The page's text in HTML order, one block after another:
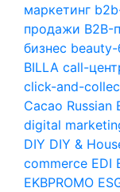
маркетинг
продажи B2B-
бизнес beauty-
BILLA call-
click-and-
Cacao Russian
digital
DIY DIY &
commerce EDI
EKBPROMO